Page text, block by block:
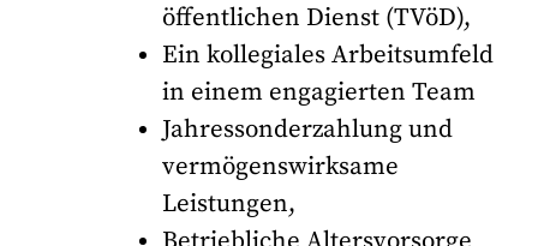
öffentlichen Dienst (TVöD),
Ein kollegiales Arbeitsumfeld
in einem engagierten Team
Jahressonderzahlung und
vermögenswirksame
Leistungen,